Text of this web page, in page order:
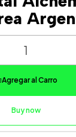
Agregar al Carro
Buy now